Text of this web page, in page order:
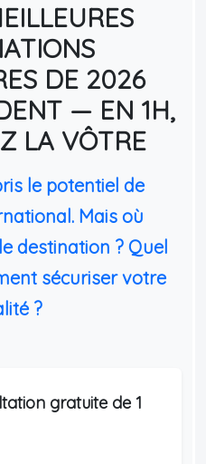
DE 2026
— EN 1H,
LA VÔTRE
le potentiel de
Mais où
destination ? Quel
sécuriser votre
?
gratuite de 1